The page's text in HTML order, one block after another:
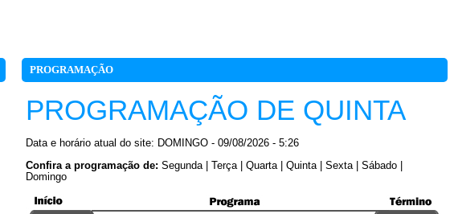
PROGRAMAÇÃO
PROGRAMAÇÃO DE QUINTA
Data e horário atual do site: DOMINGO - 09/08/2026 - 5:26
Confira a programação de: Segunda| Terça| Quarta| Quinta| Sexta| Sábado
Domingo